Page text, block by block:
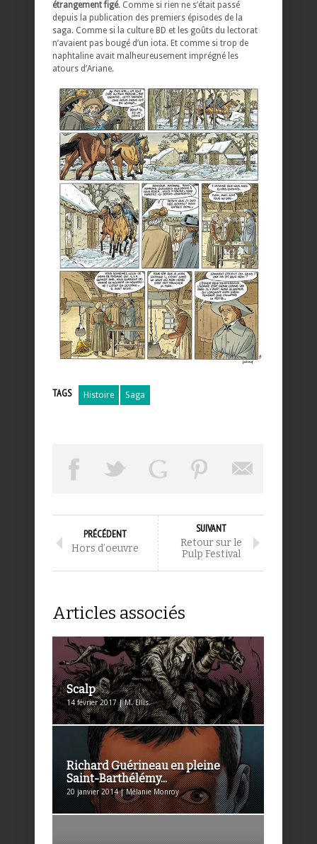
étrangement figé. Comme si rien ne s’était passé
depuis la publication des premiers épisodes de la
saga. Comme si la culture BD et les goûts du lectorat
n’avaient pas bougé d’un iota. Et comme si trop de
naphtaline avait malheureusement imprégné les
atours d’Ariane.
TAGS Histoire Saga
PRÉCÉDENT
Hors d’oeuvre
SUIVANT
Retour sur le
Pulp Festival
Articles associés
Scalp
14 février 2017 | M. Ellis
Richard Guérineau en pleine
Saint-Barthélémy...
20 janvier 2014 | Mélanie Monroy